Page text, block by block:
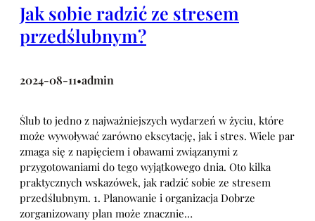
Jak sobie radzić ze stresem
przedślubnym?
2024-08-11•admin
Ślub to jedno z najważniejszych wydarzeń w życiu, które
może wywoływać zarówno ekscytację, jak i stres. Wiele par
zmaga się z napięciem i obawami związanymi z
przygotowaniami do tego wyjątkowego dnia. Oto kilka
praktycznych wskazówek, jak radzić sobie ze stresem
przedślubnym. 1. Planowanie i organizacja Dobrze
zorganizowany plan może znacznie…